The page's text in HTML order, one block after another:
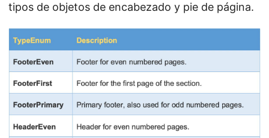
tipos de objetos de encabezado y pie de página.